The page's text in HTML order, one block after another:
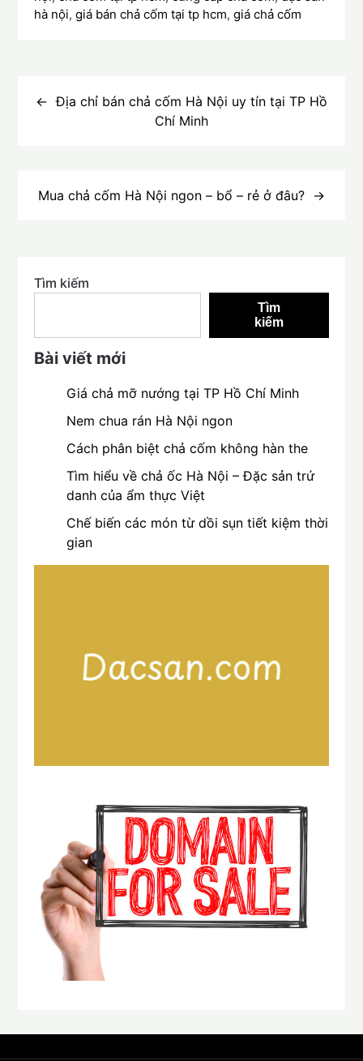
hà nội,giá bán chả cốm tại tp hcm,giá chả cốm
hướngĐịa chỉ bán chả cốm Hà Nội uy tín tại TP Hồ
Chí Minh
Mua chả cốm Hà Nội ngon – bổ – rẻ ở đâu?
Tìm kiếm
Tìm
kiếm
Bài viết mới
Giá chả mỡ nướng tại TP Hồ Chí Minh
Nem chua rán Hà Nội ngon
Cách phân biệt chả cốm không hàn the
Tìm hiểu về chả ốc Hà Nội – Đặc sản trứ
danh của ẩm thực Việt
Chế biến các món từ dồi sụn tiết kiệm thời
gian